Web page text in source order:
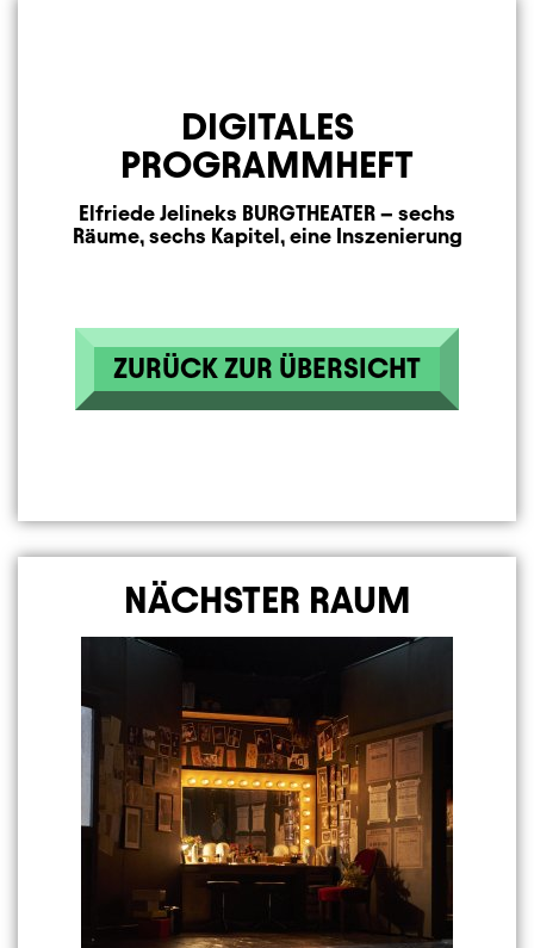
DIGITALES
PROGRAMMHEFT
Elfriede Jelineks BURGTHEATER – sechs
Räume, sechs Kapitel, eine Inszenierung
ZURÜCK ZUR ÜBERSICHT
NÄCHSTER RAUM
Image